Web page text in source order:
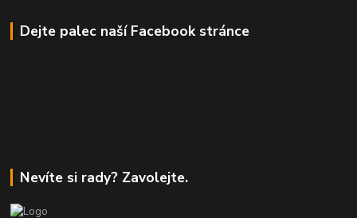
Dejte palec naší Facebook stránce
Nevíte si rady? Zavolejte.